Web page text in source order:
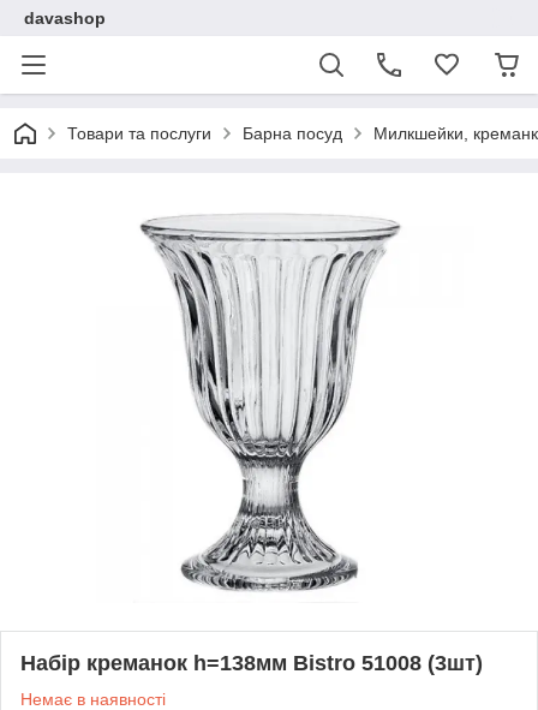
davashop
Товари та послуги Барна посуд Милкшейки,
Набір креманок h=138мм Bistro 51008 (3шт)
Немає в наявності